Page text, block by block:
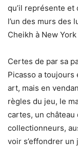
qu’il représente et
l’un des murs des
Cheikh à New
Certes de par sa
Picasso a toujours
art, mais en
règles du jeu, le
cartes, un château
collectionneurs,
voir s’effondrer un